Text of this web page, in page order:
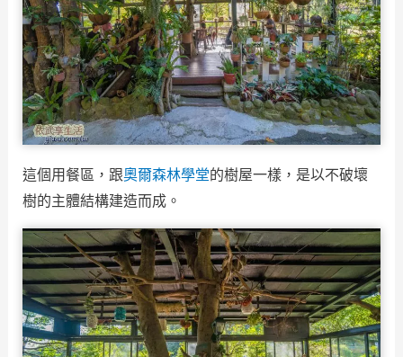
這個用餐區，跟奧爾森林學堂的樹屋一樣，是以不破壞
樹的主體結構建造而成。